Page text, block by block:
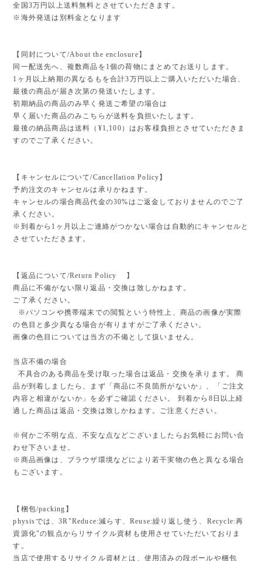
全国3万円以上送料無料とさせていただきます。
※海外発送は別料金となります
【同封について/About the enclosure】
同一配送先へ、複数商品を1個の荷物にまとめてお送りします。
1ヶ月以上納期の異なるもを合計3万円以上ご購入いただいた場合、
最後の商品が届き次第の発送いたします。
初期納品の商品のみ早く発送ご希望の場合は
早く届いた商品のみこちらが送料を負担いたします。
最後の納品商品は送料（¥1,100）はお客様負担とさせていただきま
すのでご了承ください。
【キャンセルについて/Cancellation Policy】
予約注文のキャンセルは承りかねます。
キャンセルの場合商品代金の30%はご返金しておりませんのでご了
承ください。
※到着から1ヶ月以上ご連絡がつかない場合は自動的にキャンセルと
させていただきます。
【返品について/Return Policy 】
商品に不備がない限り返品・交換は致しかねます。
ご了承ください。
※パソコンや携帯端末での閲覧という特性上、商品の画像が実際
の色目と多少異なる場合が有りますがご了承ください。
画像の色目については当方の不備として扱いません。
当店不備の場合
不具合のある商品を受け取った場合は返品・交換を承ります。 商
品が到着しましたら、まず「商品に不良箇所がないか」、「ご注文
内容と相違がないか」を必ずご確認ください。 到着から8日以上経
過した商品は返品・交換は致しかねます。ご注意ください。
※何かご不明な点、不安な点などございましたらお気軽にお問い合
わせ下さいませ。
※商品画像は、ブラウザ環境などにより若干実物の色と異なる場合
もございます。
【梱包/packing】
physisでは、3R"Reduce:減らす、Reuse:繰り返し使う、Recycle:再
資源化"の観点からリサイクル資材も使用させていただいておりま
す。
当店で使用するリサイクル資材とは、使用済みの段ボールや梱包